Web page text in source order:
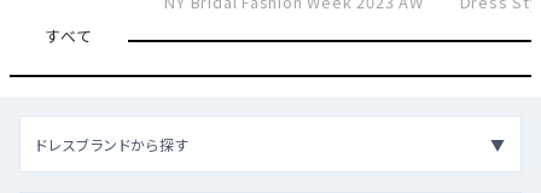
すべて
ドレスブランドから探す